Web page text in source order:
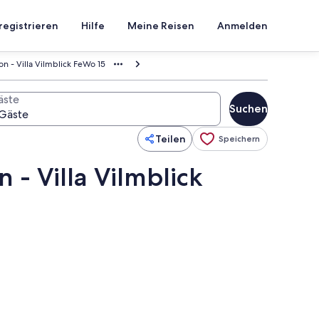
Hilfe Meine Reisen Anmelden
- Villa Vilmblick FeWo 15
Suchen
Teilen Speichern
- Villa Vilmblick